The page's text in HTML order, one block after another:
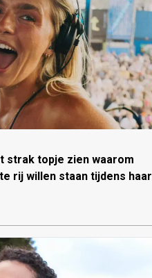
strak topje zien waarom
rij willen staan tijdens haar